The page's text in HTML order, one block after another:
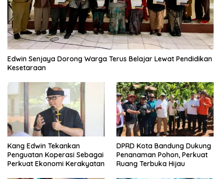
Edwin Senjaya Dorong Warga Terus Belajar Lewat Pendidikan
Kesetaraan
Kang Edwin Tekankan
Penguatan Koperasi Sebagai
Perkuat Ekonomi Kerakyatan
DPRD Kota Bandung Dukung
Penanaman Pohon, Perkuat
Ruang Terbuka Hijau